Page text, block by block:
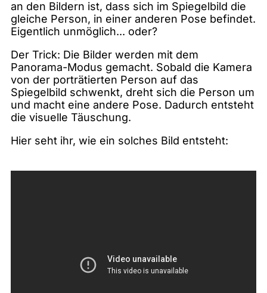
an den Bildern ist, dass sich im Spiegelbild die
gleiche Person, in einer anderen Pose befindet.
Eigentlich unmöglich... oder?
Der Trick: Die Bilder werden mit dem
Panorama-Modus gemacht. Sobald die Kamera
von der porträtierten Person auf das
Spiegelbild schwenkt, dreht sich die Person um
und macht eine andere Pose. Dadurch entsteht
die visuelle Täuschung.
Hier seht ihr, wie ein solches Bild entsteht: